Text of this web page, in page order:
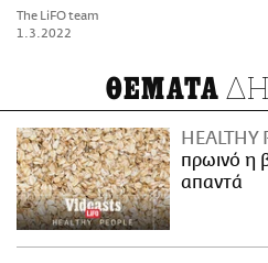
The LiFO team
1.3.2022
ΘΕΜΑΤΑ
HEALTHY
πρωινό η
απαντά